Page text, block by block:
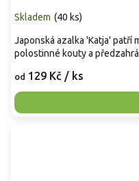
Skladem (40 ks)
od 129 Kč / ks
Japonská azalka 'Katja' patří
polostinné kouty a